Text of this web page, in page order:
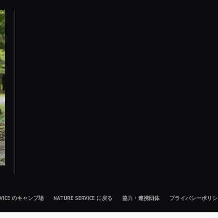
のキャンプ場 NATURE SERVICE に戻る 協力・連携団体 プライバシーポリ